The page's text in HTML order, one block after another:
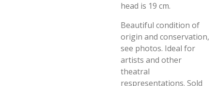
head is 19 cm.
Beautiful condition of
origin and conservation,
see photos. Ideal for
artists and other
theatral
respresentations. Sold